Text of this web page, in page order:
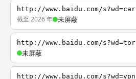
http://www.baidu.com/s?wd=car
截至 2026 年 未屏蔽
http://www.baidu.com/s?wd=tor
未屏蔽
http://www.baidu.com/s?wd=vpn